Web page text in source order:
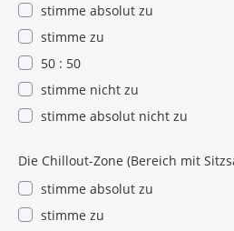
stimme absolut zu
stimme zu
50 : 50
stimme nicht zu
stimme absolut nicht zu
Die Chillout-Zone (Bereich mit
stimme absolut zu
stimme zu